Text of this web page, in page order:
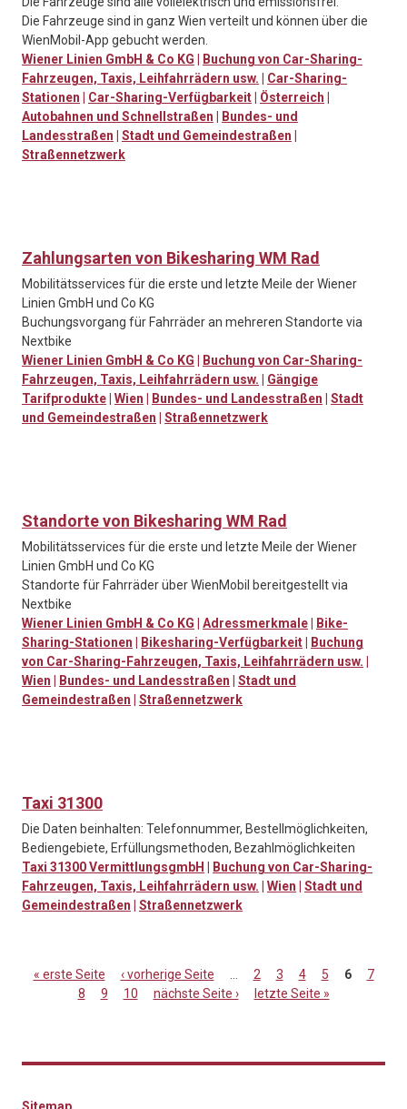
Die Fahrzeuge sind in ganz Wien verteilt und können über die
WienMobil-App gebucht werden.
Wiener Linien GmbH & Co KG
Buchung von Car-Sharing-
Fahrzeugen, Taxis, Leihfahrrädern usw.
Car-Sharing-
Stationen
Car-Sharing-Verfügbarkeit Österreich
Autobahnen und Schnellstraßen
Bundes- und
Landesstraßen
Stadt und Gemeindestraßen
Straßennetzwerk
Zahlungsarten von Bikesharing WM Rad
Mobilitätsservices für die erste und letzte Meile der Wiener
Linien GmbH und Co KG
Buchungsvorgang für Fahrräder an mehreren Standorte via
Nextbike
Wiener Linien GmbH & Co KG
Buchung von Car-Sharing-
Fahrzeugen, Taxis, Leihfahrrädern usw.
Gängige
Tarifprodukte Wien Bundes- und Landesstraßen
Stadt
und Gemeindestraßen
Straßennetzwerk
Standorte von Bikesharing WM Rad
Mobilitätsservices für die erste und letzte Meile der Wiener
Linien GmbH und Co KG
Standorte für Fahrräder über WienMobil bereitgestellt via
Nextbike
Wiener Linien GmbH & Co KG
Adressmerkmale
Bike-
Sharing-Stationen
Bikesharing-Verfügbarkeit
Buchung
von Car-Sharing-Fahrzeugen, Taxis, Leihfahrrädern usw.
Wien
Bundes- und Landesstraßen
Stadt und
Gemeindestraßen
Straßennetzwerk
Taxi 31300
Die Daten beinhalten: Telefonnummer, Bestellmöglichkeiten,
Bediengebiete, Erfüllungsmethoden, Bezahlmöglichkeiten
Taxi 31300 VermittlungsgmbH
Buchung von Car-Sharing-
Fahrzeugen, Taxis, Leihfahrrädern usw.
Wien
Stadt und
Gemeindestraßen
Straßennetzwerk
« erste Seite ‹ vorherige Seite 2 3 4 5 6
7
8
9 10 nächste Seite › letzte Seite »